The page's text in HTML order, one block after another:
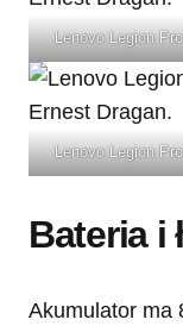
Lenovo Legion
Lenovo Legion
Bateria i
Akumulator ma